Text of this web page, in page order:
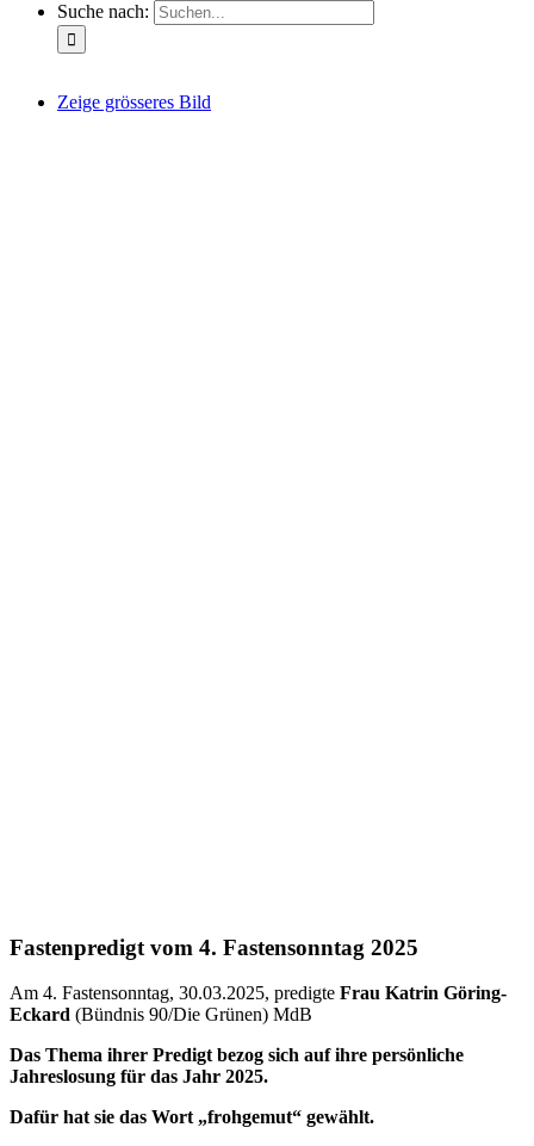
Suche nach:
Zeige grösseres Bild
Fastenpredigt vom 4. Fastensonntag 2025
Am 4. Fastensonntag, 30.03.2025, predigte Frau Katrin Göring-
Eckard (Bündnis 90/Die Grünen) MdB
Das Thema ihrer Predigt bezog sich auf ihre persönliche
Jahreslosung für das Jahr 2025.
Dafür hat sie das Wort „frohgemut“ gewählt.